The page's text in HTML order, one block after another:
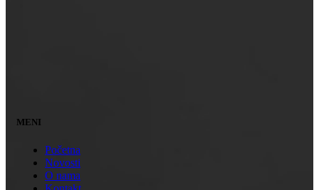
MENI
Početna
Novosti
O nama